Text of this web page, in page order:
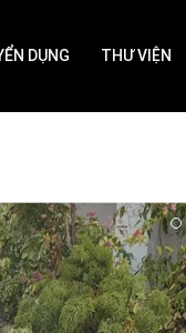
DỤNG THƯ VIỆN